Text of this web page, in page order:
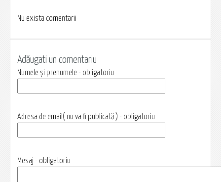
Nu exista comentarii
Adăugati un comentariu
Numele și prenumele - obligatoriu
Adresa de email( nu va fi publicată ) - obligatoriu
Mesaj - obligatoriu